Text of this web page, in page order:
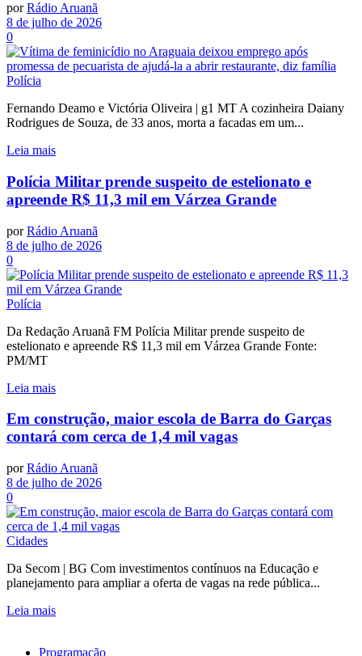
por Rádio Aruanã
8 de julho de 2026
0
Polícia
Fernando Deamo e Victória Oliveira | g1 MT A cozinheira Daiany
Rodrigues de Souza, de 33 anos, morta a facadas em um...
Leia mais
Polícia Militar prende suspeito de estelionato e
apreende R$ 11,3 mil em Várzea Grande
por Rádio Aruanã
8 de julho de 2026
0
Polícia
Da Redação Aruanã FM Polícia Militar prende suspeito de
estelionato e apreende R$ 11,3 mil em Várzea Grande Fonte:
PM/MT
Leia mais
Em construção, maior escola de Barra do Garças
contará com cerca de 1,4 mil vagas
por Rádio Aruanã
8 de julho de 2026
0
Cidades
Da Secom | BG Com investimentos contínuos na Educação e
planejamento para ampliar a oferta de vagas na rede pública...
Leia mais
Programação